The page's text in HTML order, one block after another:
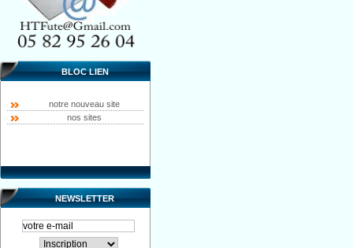
BLOC LIEN
notre nouveau site
nos sites
NEWSLETTER